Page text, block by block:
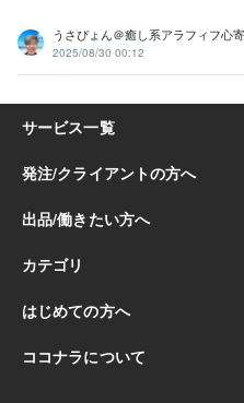
☆夢や目標を持ち続け、それを叶
☆人の強みや魅力を引き出し、サ
☆副収入の獲得や経済的自由を目
☆「人との縁」を大切にし、長く
☆穏やかで優しい性格で、安心感
☆人生を豊かにするための自己投
☆スピリチュアルやヒーリングを
☆困っている人を見過ごせず、自
☆感動しやすく、小さな幸せを見
悩み相談・カウンセリング
うさぴょん＠癒し系アラフィフ心
2025/08/30 00:12